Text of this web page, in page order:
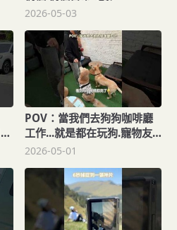
2026-05-03
POV：當我們去狗狗咖啡廳
工作...就是都在玩狗.寵物友
善 咖啡廳 生活旅遊創作者
2026-05-01